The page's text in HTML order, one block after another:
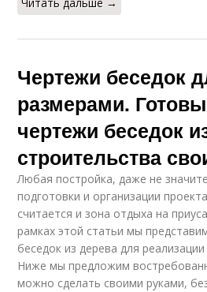
Читать дальше →
Чертежи беседок
размерами.
чертежи беседок
строительства
Любая постройка, даже не
подготовки и организации
считается и зона отдыха на
рамках этой статьи мы
беседок из дерева для
Ниже мы предложим
можно сделать своими руками,